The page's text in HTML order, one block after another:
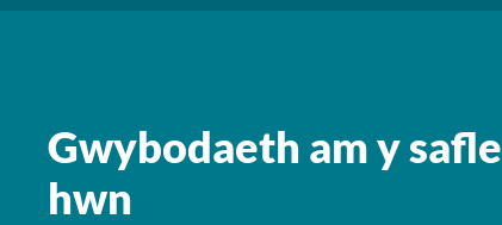
Gwybodaeth am y safle
hwn